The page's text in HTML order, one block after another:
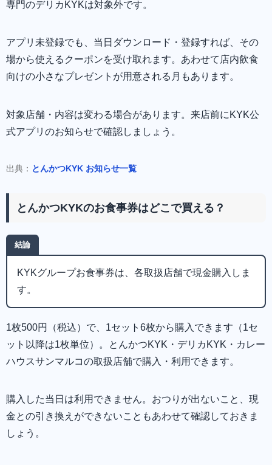
専門のデリカKYKは対象外です。
アプリ未登録でも、当日ダウンロード・登録すれば、その
場から使えるクーポンを受け取れます。あわせて店内飲食
向けの小さなプレゼントが用意される月もあります。
対象店舗・内容は変わる場合があります。来店前にKYK公
式アプリのお知らせで確認しましょう。
出典： とんかつKYK お知らせ一覧
とんかつKYKのお食事券はどこで買える？
結論
KYKグループお食事券は、各取扱店舗で現金購入しま
す。
1枚500円（税込）で、1セット6枚から購入できます（1セ
ット以降は1枚単位）。とんかつKYK・デリカKYK・カレー
ハウスサンマルコの取扱店舗で購入・利用できます。
購入した当日は利用できません。おつりが出ないこと、現
金との引き換えができないこともあわせて確認しておきま
しょう。